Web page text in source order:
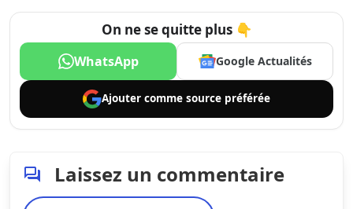
On ne se quitte plus 👇
WhatsApp Google Actualités
Ajouter comme source préférée
Laissez un commentaire